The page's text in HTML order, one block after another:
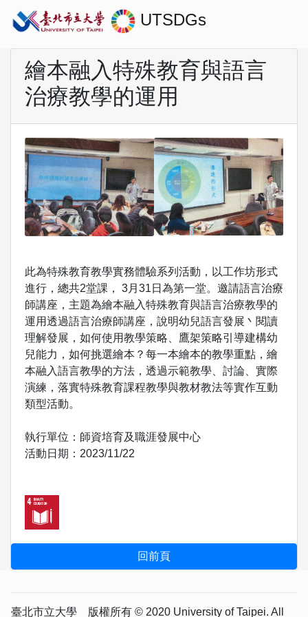
UTSDGs
繪本融入特殊教育與語言
治療教學的運用
此為特殊教育教學實務體驗系列活動，以工作坊形式
進行，總共2堂課， 3月31日為第一堂。邀請語言治療
師講座，主題為繪本融入特殊教育與語言治療教學的
運用透過語言治療師講座，說明幼兒語言發展丶閱讀
理解發展，如何使用教學策略、鷹架策略引導建構幼
兒能力，如何挑選繪本？每一本繪本的教學重點，繪
本融入語言教學的方法，透過示範教學、討論、實際
演練，落實特殊教育課程教學與教材教法等實作互動
類型活動。
執行單位：師資培育及職涯發展中心
活動日期：2023/11/22
臺北市立大學 版權所有 © 2020 University of Taipei. All